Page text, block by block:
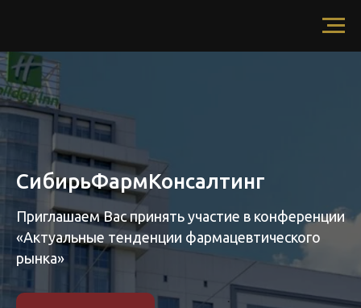
СибирьФармКонсалтинг
Приглашаем Вас принять участие в конференции
«Актуальные тенденции фармацевтического
рынка»